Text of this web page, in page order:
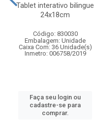
Tablet interativo bilingue
24x18cm
Código: 830030
Embalagem: Unidade
Caixa Com: 36 Unidade(s)
Inmetro: 006758/2019
Faça seu login ou
cadastre-se para
comprar.